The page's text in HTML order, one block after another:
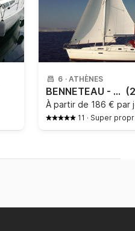
6 · ATHÈNES
BENNETEAU - OCEANIS 331
À partir de 186 € par
11 · Super